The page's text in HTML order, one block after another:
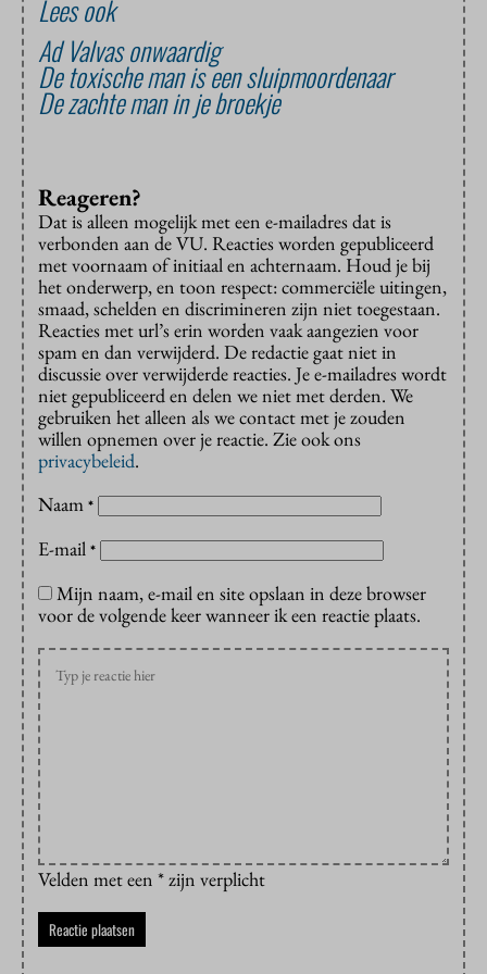
Lees ook
Ad Valvas onwaardig
De toxische man is een sluipmoordenaar
De zachte man in je broekje
Reageren?
Dat is alleen mogelijk met een e-mailadres dat is
verbonden aan de VU. Reacties worden gepubliceerd
met voornaam of initiaal en achternaam. Houd je bij
het onderwerp, en toon respect: commerciële uitingen,
smaad, schelden en discrimineren zijn niet toegestaan.
Reacties met url’s erin worden vaak aangezien voor
spam en dan verwijderd. De redactie gaat niet in
discussie over verwijderde reacties. Je e-mailadres wordt
niet gepubliceerd en delen we niet met derden. We
gebruiken het alleen als we contact met je zouden
willen opnemen over je reactie. Zie ook ons
privacybeleid.
Naam *
E-mail *
Mijn naam, e-mail en site opslaan in deze browser
voor de volgende keer wanneer ik een reactie plaats.
Velden met een * zijn verplicht